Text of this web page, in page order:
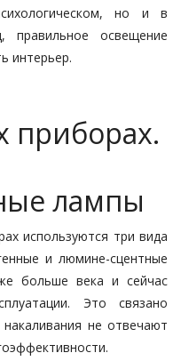
но и в
правильное освещение
интерьер.
приборах.
лампы
используются три вида
и люмине-сцентные
больше века и сейчас
Это связано
не отвечают